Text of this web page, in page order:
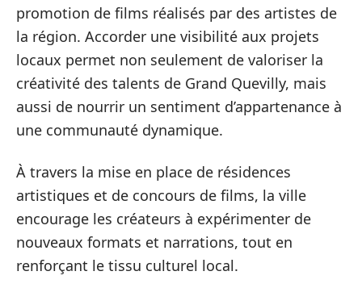
promotion de films réalisés par des artistes de
la région. Accorder une visibilité aux projets
locaux permet non seulement de valoriser la
créativité des talents de Grand Quevilly, mais
aussi de nourrir un sentiment d’appartenance à
une communauté dynamique.
À travers la mise en place de résidences
artistiques et de concours de films, la ville
encourage les créateurs à expérimenter de
nouveaux formats et narrations, tout en
renforçant le tissu culturel local.